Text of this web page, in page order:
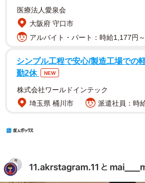
医療法人愛泉会
大阪府 守口市
アルバイト・パート：時給1,177円
シンプル工程で安心/製造工場での
勤2休
NEW
株式会社ワールドインテック
埼玉県 桶川市
派遣社員：時